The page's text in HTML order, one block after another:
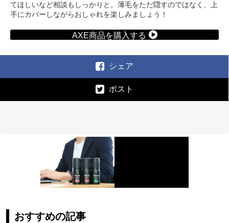
てほしいなど相談もしっかりと。薄毛をただ隠すのではなく、上
手にカバーしながらおしゃれを楽しみましょう！
AXE商品を購入する
シェア
ポスト
おすすめの記事